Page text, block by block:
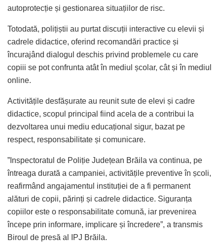
autoprotecție și gestionarea situațiilor de risc.
Totodată, polițiștii au purtat discuții interactive cu elevii și
cadrele didactice, oferind recomandări practice și
încurajând dialogul deschis privind problemele cu care
copiii se pot confrunta atât în mediul școlar, cât și în mediul
online.
Activitățile desfășurate au reunit sute de elevi și cadre
didactice, scopul principal fiind acela de a contribui la
dezvoltarea unui mediu educațional sigur, bazat pe
respect, responsabilitate și comunicare.
”Inspectoratul de Poliție Județean Brăila va continua, pe
întreaga durată a campaniei, activitățile preventive în școli,
reafirmând angajamentul instituției de a fi permanent
alături de copii, părinți și cadrele didactice. Siguranța
copiilor este o responsabilitate comună, iar prevenirea
începe prin informare, implicare și încredere”, a transmis
Biroul de presă al IPJ Brăila.